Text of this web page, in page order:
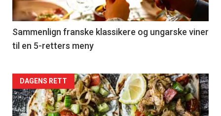
-
5
Sammenlign franske klassikere og ungarske viner
til en 5-retters meny
Forsiden
akkurat
DAGENS RETT